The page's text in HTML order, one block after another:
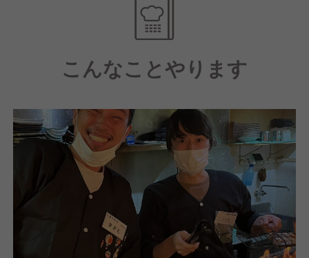
スタッフの感覚も大事にしてすべて決めています。
アルバイトの女子高生の意見を反映させ1年間で
70店舗まで広がったブランドも実際に存在します。
最終決裁は本部が行いますが、基本NOは言いませ
現場を一番知るスタッフのアイデアこそ重要だから。
どうすれば実際に形になるか、一緒に考え
店舗経営の楽しさも難しさも常に体感しながら
実体験として学べる環境が当社にはあります。
こんなことやります